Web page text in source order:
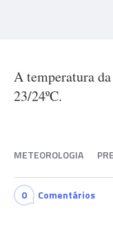
A temperatura
23/24ºC.
METEOROLOGIA
0 Comentários